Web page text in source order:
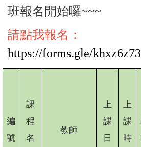
班報名開始囉~~~
請點我報名：
https://forms.gle/
編
號
課
程
名
教師
上
課
日
上
課
時